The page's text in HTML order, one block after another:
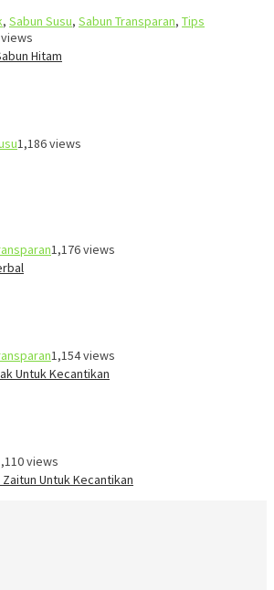
, Sabun Susu, Sabun Transparan, Tips
Hitam
1,186 views
1,176 views
1,154 views
Untuk Kecantikan
views
Untuk Kecantikan